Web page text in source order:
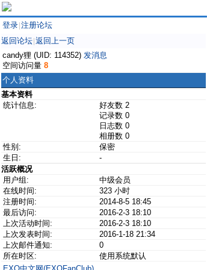
登录 注册论坛
返回论坛 返回上一页
candy狸 (UID: 114352) 发消息
空间访问量 8
个人资料
基本资料
统计信息:
好友数 2
记录数 0
日志数 0
相册数 0
性别:
保密
生日:
-
活跃概况
用户组:
中级会员
在线时间:
323 小时
注册时间:
2014-8-5 18:45
最后访问:
2016-2-3 18:10
上次活动时间:
2016-2-3 18:10
上次发表时间:
2016-1-18 21:34
上次邮件通知:
0
所在时区:
使用系统默认